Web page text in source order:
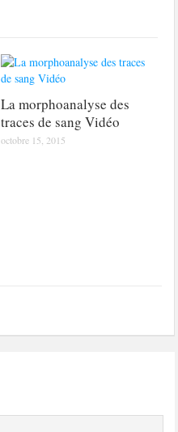
La morphoanalyse des
traces de sang Vidéo
octobre 15, 2015